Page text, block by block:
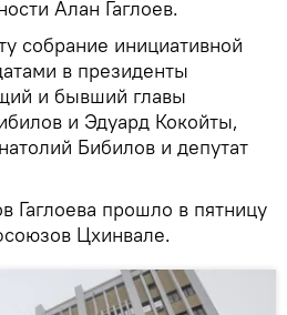
Алан Гаглоев.
собрание инициативной
в президенты
и бывший главы
и Эдуард Кокойты,
Бибилов и депутат
Гаглоева прошло в пятницу
Цхинвале.